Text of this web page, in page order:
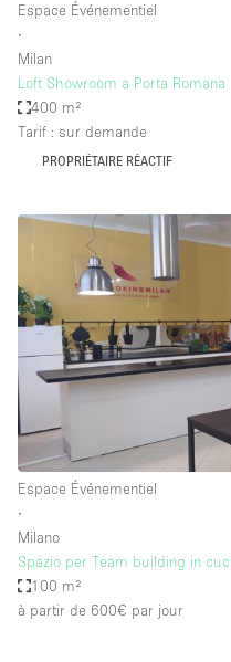
Espace Événementiel
∙
Milan
Loft Showroom a Porta Romana
400 m²
Tarif : sur demande
PROPRIÉTAIRE RÉACTIF
Espace Événementiel
∙
Milano
Spazio per Team building in
100 m²
à partir de 600€ par jour